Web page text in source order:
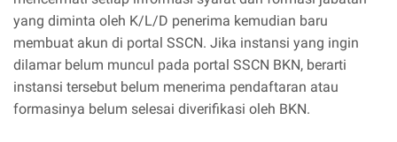
yang diminta oleh K/L/D penerima kemudian baru
membuat akun di portal SSCN. Jika instansi yang ingin
dilamar belum muncul pada portal SSCN BKN, berarti
instansi tersebut belum menerima pendaftaran atau
formasinya belum selesai diverifikasi oleh BKN.